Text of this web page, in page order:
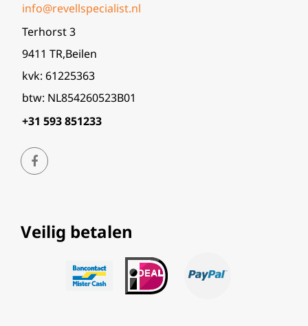
info@revellspecialist.nl
Terhorst 3
9411 TR,Beilen
kvk: 61225363
btw: NL854260523B01
+31 593 851233
Veilig betalen